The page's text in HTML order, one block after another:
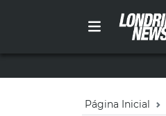
Página Inicial